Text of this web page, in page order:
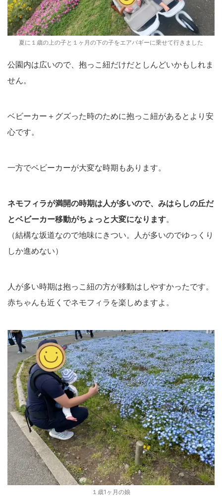
夏に１歳の上の子と１ヶ月の下の子をエアバギーに乗せて行きました
公園内は広いので、抱っこ紐だけだとしんどいかもしれま
せん。
ベビーカー＋グズった時のために抱っこ紐があるとより安
心です。
一方でベビーカーが大変な時期もあります。
ネモフィラが満開の時期は人が多いので、みはらしの丘だ
とベビーカー移動がちょっと大変になります。
（結構な坂道なので地味にきつい。人が多いのでゆっくり
しか進めない）
人が多い時期は抱っこ紐の方が移動はしやすかったです。
赤ちゃんも近くでネモフィラを楽しめますよ。
１歳1ヶ月の娘